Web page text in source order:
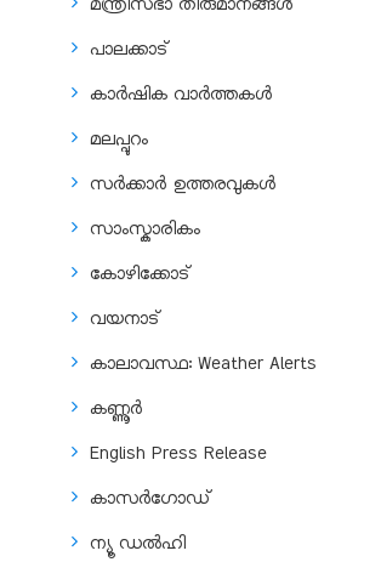
പാലക്കാട്
കാർഷിക വാർത്തകൾ
മലപ്പുറം
സർക്കാർ ഉത്തരവുകൾ
സാംസ്കാരികം
കോഴിക്കോട്
വയനാട്
കാലാവസ്ഥ: Weather Alerts
കണ്ണൂർ
English Press Release
കാസർഗോഡ്
ന്യൂ ഡൽഹി